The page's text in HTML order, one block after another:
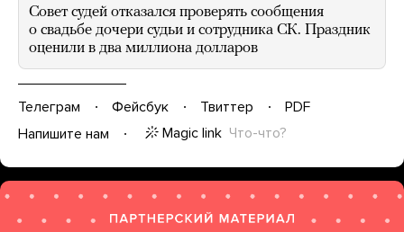
Совет судей отказался проверять сообщения
о свадьбе дочери судьи и сотрудника СК. Праздник
оценили в два миллиона долларов
Телеграм Фейсбук Твиттер
PDF
Напишите нам
Magic link Что-что?